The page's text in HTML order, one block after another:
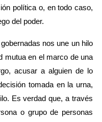
política o, en todo caso,
del poder.
nos une un hilo
mutua en el marco de una
acusar a alguien de lo
tomada en la urna,
Es verdad que, a través
o grupo de personas